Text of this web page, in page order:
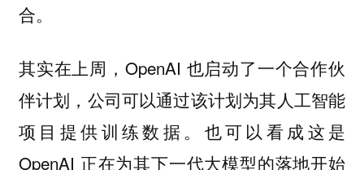
合。
其实在上周，OpenAI 也启动了一个合作伙
伴计划，公司可以通过该计划为其人工智能
项目提供训练数据。也可以看成这是
OpenAI 正在为其下一代大模型的落地开始